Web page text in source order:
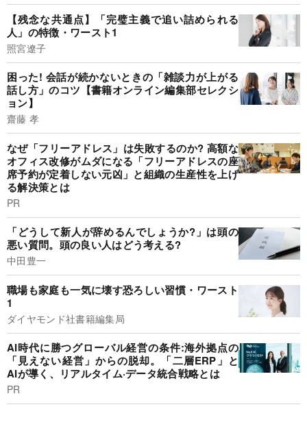
【残念な共通点】「完璧主義で追い詰められる
人」の特徴・ワースト1
照宮遼子
困った! 会話が続かないときの「雑談力が上がる
話し方」のコツ【書籍オンライン編集部セレクシ
ョン】
齋藤 孝
なぜ「フリーアドレス」は失敗するのか? 高額な
オフィス改修がムダになる「フリーアドレスの座
席予約が定着しない元凶」と組織の生産性を上げ
る解決策とは
PR
「どうして新人が辞めるんでしょうか?」は頭の
悪い質問。頭の良い人はどう考える?
中田豊一
職場も家庭も一気に壊す恐ろしい習慣・ワースト
1
ダイヤモンド社書籍編集局
AI時代に勝つグローバル経営の条件:海外拠点の
「見えない経営」からの脱却。「二層ERP」と
AIが導く、リアルタイム·データ統合戦略とは
PR